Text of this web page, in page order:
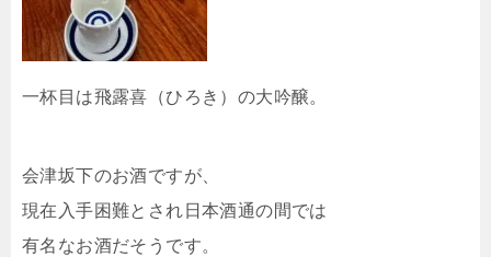
一杯目は飛露喜（ひろき）の大吟醸。
会津坂下のお酒ですが、
現在入手困難とされ日本酒通の間では
有名なお酒だそうです。